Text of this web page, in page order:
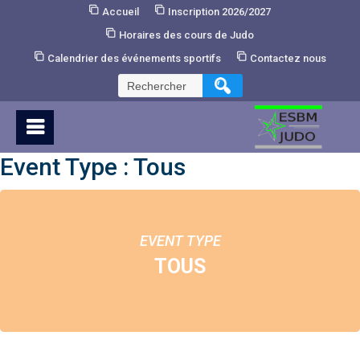
Accueil
Inscription 2026/2027
Horaires des cours de Judo
Calendrier des événements sportifs
Contactez nous
Rechercher :
Event Type : Tous
EVENT TYPE
TOUS